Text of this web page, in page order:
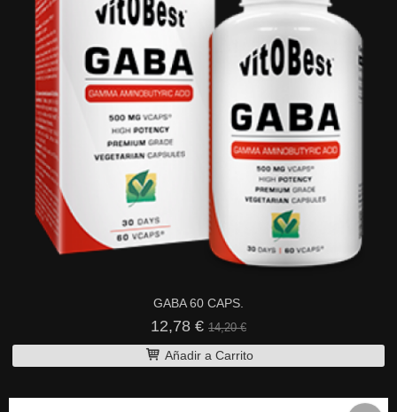
GABA 60 CAPS.
12,78 € 14,20 €
Añadir a Carrito